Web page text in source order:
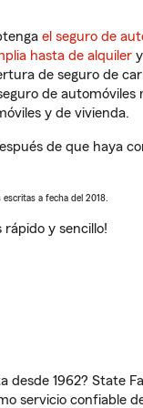
el seguro de
hasta de alquiler
de seguro de
de automóviles
y de vivienda.
de que haya
a fecha del 2018.
rápido y sencillo!
desde 1962? State
servicio confiable